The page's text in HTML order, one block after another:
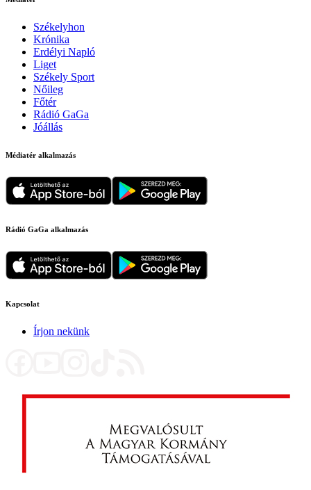
Székelyhon
Krónika
Erdélyi Napló
Liget
Székely Sport
Nőileg
Főtér
Rádió GaGa
Jóállás
Médiatér alkalmazás
Rádió GaGa alkalmazás
Kapcsolat
Írjon nekünk